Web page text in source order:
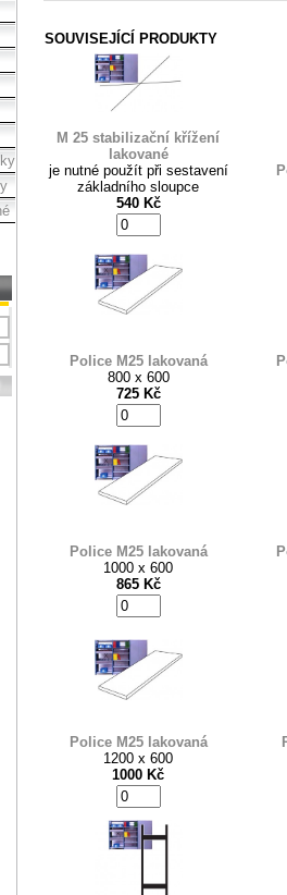
SOUVISEJÍCÍ PRODUKTY
M 25 stabilizační křížení
lakované
je nutné použít při sestavení
základního sloupce
540 Kč
Police M25 lakovaná
800 x 600
725 Kč
Police M25 lakovaná
1000 x 600
865 Kč
Police M25 lakovaná
1200 x 600
1000 Kč